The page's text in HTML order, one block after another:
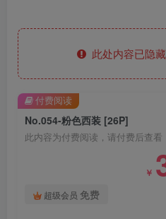
此处内容已隐
No.054-粉色西装 [26P]
此内容为付费阅读，请付费后查看
￥
超级会员 免费
付费阅读